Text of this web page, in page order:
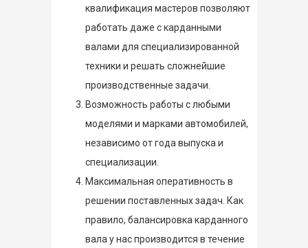
квалификация мастеров позволяют
работать даже с карданными
валами для специализированной
техники и решать сложнейшие
производственные задачи.
Возможность работы с любыми
моделями и марками автомобилей,
независимо от года выпуска и
специализации.
Максимальная оперативность в
решении поставленных задач. Как
правило, балансировка карданного
вала у нас производится в течение